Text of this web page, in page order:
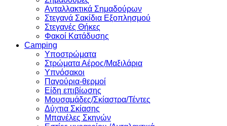
Ανταλλακτικά Σημαδούρων
Στεγανά Σακίδια Εξοπλησμού
Στεγανές Θήκες
Φακοί Κατάδυσης
Camping
Υποστρώματα
Στρώματα Αέρος/Μαξιλάρια
Υπνόσακοι
Παγούρια-θερμοί
Είδη επιβίωσης
Μουσαμάδες/Σκίαστρα/Τέντες
Δύχτια Σκίασης
Μπανέλες Σκηνών